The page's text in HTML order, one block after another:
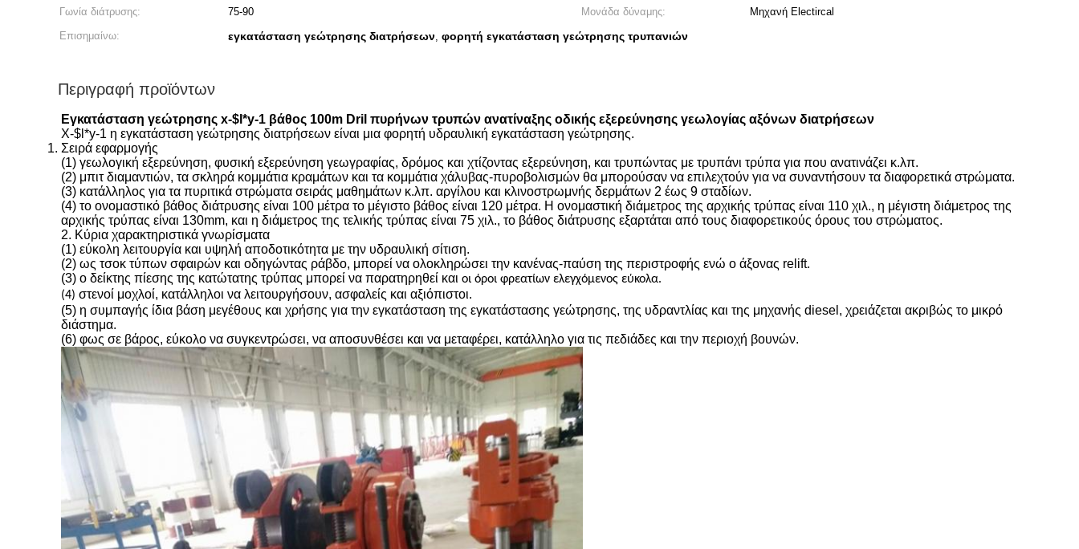
Γωνία διάτρυσης: 75-90 Μονάδα δύναμης:
Μηχανή Electircal
Επισημαίνω:
εγκατάσταση γεώτρησης διατρήσεων, φορητή εγκατάσταση γεώτρησης τρυπανιών
Περιγραφή προϊόντων
Εγκατάσταση γεώτρησης x-$l*y-1 βάθος 100m Dril πυρήνων τρυπών ανατίναξης οδικής εξερεύνησης γεωλογίας αξόνων διατρήσεων
X-$l*y-1 η εγκατάσταση γεώτρησης διατρήσεων είναι μια φορητή υδραυλική εγκατάσταση γεώτρησης.
Σειρά εφαρμογής
(1) γεωλογική εξερεύνηση, φυσική εξερεύνηση γεωγραφίας, δρόμος και χτίζοντας εξερεύνηση, και τρυπώντας με τρυπάνι τρύπα για που ανατινάζει κ.λπ.
(2) μπιτ διαμαντιών, τα σκληρά κομμάτια κραμάτων και τα κομμάτια χάλυβας-πυροβολισμών θα μπορούσαν να επιλεχτούν για να συναντήσουν τα διαφορετικά στρώματα.
(3) κατάλληλος για τα πυριτικά στρώματα σειράς μαθημάτων κ.λπ. αργίλου και κλινοστρωμνής δερμάτων 2 έως 9 σταδίων.
(4) το ονομαστικό βάθος διάτρυσης είναι 100 μέτρα το μέγιστο βάθος είναι 120 μέτρα. Η ονομαστική διάμετρος της αρχικής τρύπας είναι 110 χιλ., η μέγιστη διάμετρος της
αρχικής τρύπας είναι 130mm, και η διάμετρος της τελικής τρύπας είναι 75 χιλ., το βάθος διάτρυσης εξαρτάται από τους διαφορετικούς όρους του στρώματος.
2. Κύρια χαρακτηριστικά γνωρίσματα
(1) εύκολη λειτουργία και υψηλή αποδοτικότητα με την υδραυλική σίτιση.
(2) ως τσοκ τύπων σφαιρών και οδηγώντας ράβδο, μπορεί να ολοκληρώσει την κανένας-παύση της περιστροφής ενώ ο άξονας relift.
(3) ο δείκτης πίεσης της κατώτατης τρύπας μπορεί να παρατηρηθεί και οι όροι φρεατίων ελεγχόμενος εύκολα.
(4) στενοί μοχλοί, κατάλληλοι να λειτουργήσουν, ασφαλείς και αξιόπιστοι.
(5) η συμπαγής ίδια βάση μεγέθους και χρήσης για την εγκατάσταση της εγκατάστασης γεώτρησης, της υδραντλίας και της μηχανής diesel, χρειάζεται ακριβώς το μικρό
διάστημα.
(6) φως σε βάρος, εύκολο να συγκεντρώσει, να αποσυνθέσει και να μεταφέρει, κατάλληλο για τις πεδιάδες και την περιοχή βουνών.